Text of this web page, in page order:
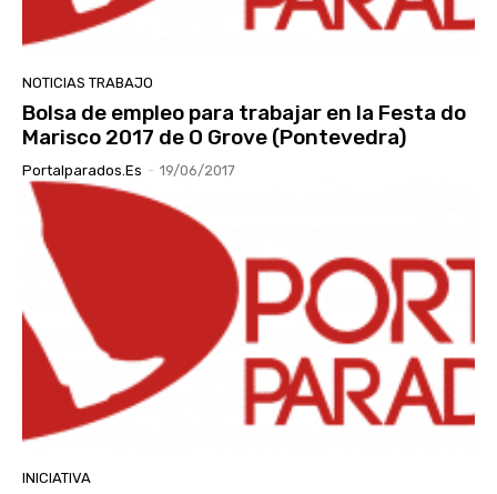
NOTICIAS TRABAJO
Bolsa de empleo para trabajar en la Festa do
Marisco 2017 de O Grove (Pontevedra)
Portalparados.es - 19/06/2017
INICIATIVA